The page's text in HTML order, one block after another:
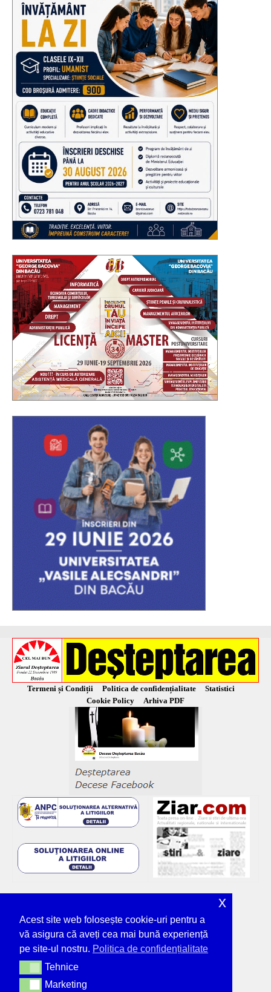
Termeni și Condiții Politica de confidențialitate
Statistici
Cookie Policy
Arhiva PDF
Acest site web folosește cookie-uri pentru a
vă asigura că aveți cea mai bună experiență
pe site-ul nostru. Politica de confidențialitate
TehniceTehnice
MarketingMarketing
x